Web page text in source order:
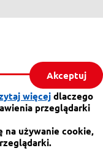
więcejdlaczego
przeglądarki
na używanie cookie,
Akceptuj